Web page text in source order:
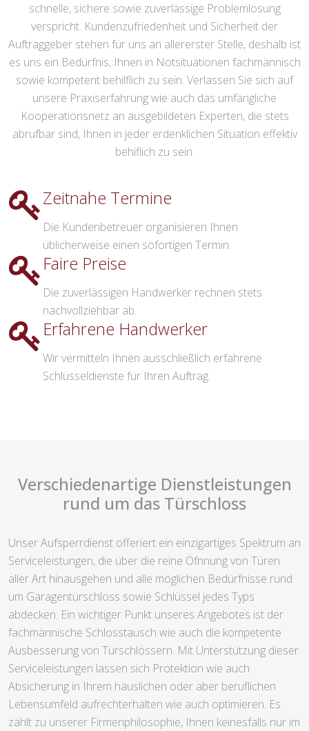
schnelle, sichere sowie zuverlässige Problemlösung
verspricht. Kundenzufriedenheit und Sicherheit der
Auftraggeber stehen für uns an allererster Stelle, deshalb ist
es uns ein Bedürfnis, Ihnen in Notsituationen fachmännisch
sowie kompetent behilflich zu sein. Verlassen Sie sich auf
unsere Praxiserfahrung wie auch das umfängliche
Kooperationsnetz an ausgebildeten Experten, die stets
abrufbar sind, Ihnen in jeder erdenklichen Situation effektiv
behiflich zu sein.
Zeitnahe Termine
Die Kundenbetreuer organisieren Ihnen
üblicherweise einen sofortigen Termin.
Faire Preise
Die zuverlässigen Handwerker rechnen stets
nachvollziehbar ab.
Erfahrene Handwerker
Wir vermitteln Ihnen ausschließlich erfahrene
Schlüsseldienste für Ihren Auftrag.
Verschiedenartige Dienstleistungen
rund um das Türschloss
Unser Aufsperrdienst offeriert ein einzigartiges Spektrum an
Serviceleistungen, die über die reine Öfnnung von Türen
aller Art hinausgehen und alle möglichen Bedürfnisse rund
um Garagentürschloss sowie Schlüssel jedes Typs
abdecken. Ein wichtiger Punkt unseres Angebotes ist der
fachmännische Schlosstausch wie auch die kompetente
Ausbesserung von Türschlössern. Mit Unterstützung dieser
Serviceleistungen lassen sich Protektion wie auch
Absicherung in Ihrem häuslichen oder aber beruflichen
Lebensumfeld aufrechterhalten wie auch optimieren. Es
zählt zu unserer Firmenphilosophie, Ihnen keinesfalls nur im